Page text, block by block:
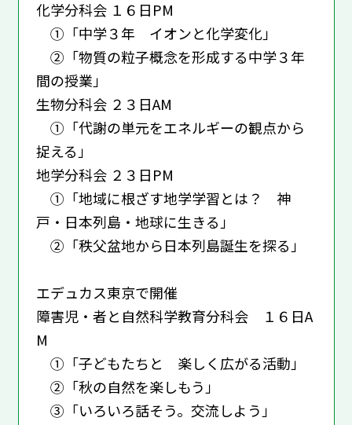
化学分科会 １６日PM
①「中学３年 イオンと化学変化」
②「物質の粒子概念を形成する中学３年
間の授業」
生物分科会 ２３日AM
①「代謝の単元をエネルギーの観点から
捉える」
地学分科会 ２３日PM
①「地域に根ざす地学学習とは？ 神
戸・日本列島・地球に生きる」
②「秩父盆地から日本列島誕生を探る」
エデュカス東京で開催
障害児・者と自然科学教育分科会 １６日A
M
①「子どもたちと 楽しく広がる活動」
②「秋の自然を楽しもう」
③「いろいろ話そう。交流しよう」